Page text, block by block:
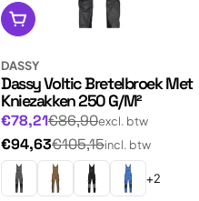
Opties kiezen
DASSY
Dassy Voltic Bretelbroek Met
Kniezakken 250 G/M²
Aanbiedingsprijs
€78,21
Normale
prijs
€86,90excl. btw
€94,63
Normale
prijs
€105,15incl. btw
+2